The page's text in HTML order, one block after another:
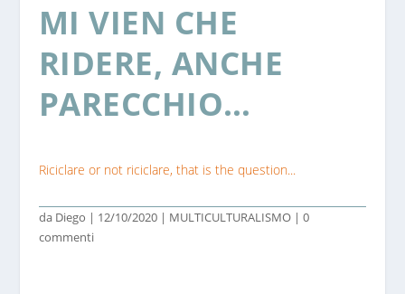
MI VIEN CHE
RIDERE, ANCHE
PARECCHIO…
Riciclare or not riciclare, that is the question...
da Diego | 12/10/2020| MULTICULTURALISMO| 0
commenti